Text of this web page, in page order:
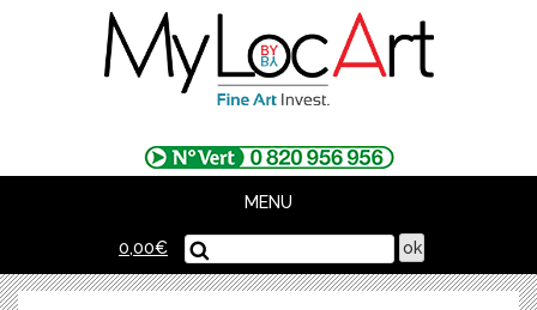
MENU
0,00€